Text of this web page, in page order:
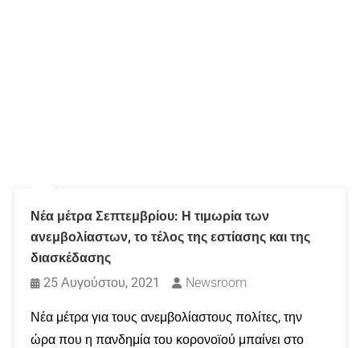
Νέα μέτρα Σεπτεμβρίου: Η τιμωρία των
ανεμβολίαστων, το τέλος της εστίασης και της
διασκέδασης
25 Αυγούστου, 2021
Newsroom
Νέα μέτρα για τους ανεμβολίαστους πολίτες, την
ώρα που η πανδημία του κορονοϊού μπαίνει στο